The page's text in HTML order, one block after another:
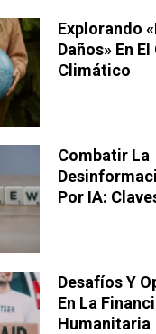
Explorando
Daños» En
Climático
Combatir La
Por IA:
Desafíos Y
En La
Humanitaria